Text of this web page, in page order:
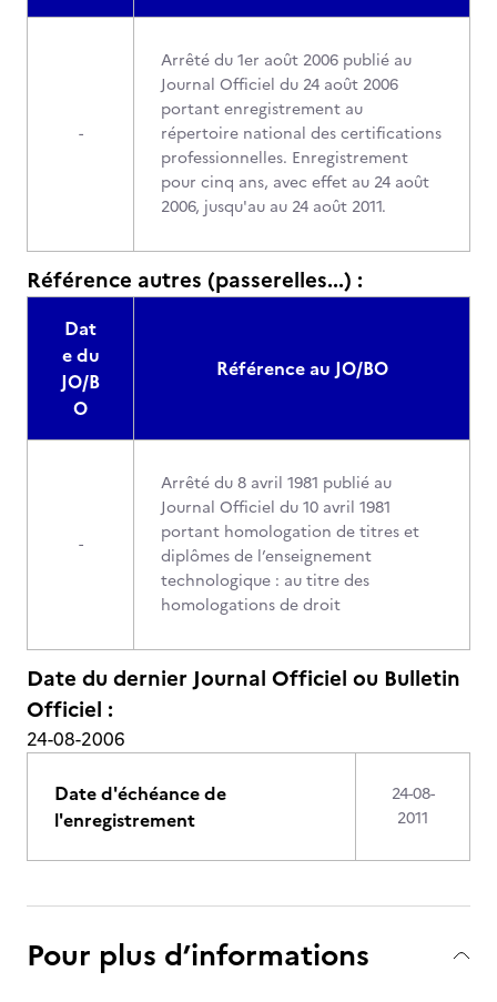
-
Arrêté du 1er août 2006 publié au
Journal Officiel du 24 août 2006
portant enregistrement au
répertoire national des certifications
professionnelles. Enregistrement
pour cinq ans, avec effet au 24 août
2006, jusqu'au au 24 août 2011.
Référence autres (passerelles...) :
Dat
e du
JO/B
O
Référence au JO/BO
-
Arrêté du 8 avril 1981 publié au
Journal Officiel du 10 avril 1981
portant homologation de titres et
diplômes de l’enseignement
technologique : au titre des
homologations de droit
Date du dernier Journal Officiel ou Bulletin
Officiel :
24-08-2006
Date d'échéance de
l'enregistrement
24-08-
2011
Pour plus d’informations